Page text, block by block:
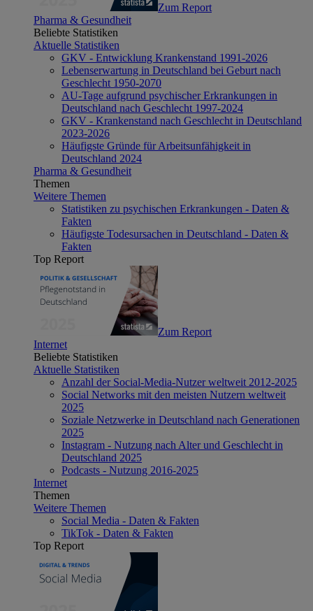
Zum Report
Pharma & Gesundheit
Beliebte Statistiken
Aktuelle Statistiken
GKV - Entwicklung Krankenstand 1991-2026
Lebenserwartung in Deutschland bei Geburt nach
Geschlecht 1950-2070
AU-Tage aufgrund psychischer Erkrankungen in
Deutschland nach Geschlecht 1997-2024
GKV - Krankenstand nach Geschlecht in Deutschland
2023-2026
Häufigste Gründe für Arbeitsunfähigkeit in
Deutschland 2024
Pharma & Gesundheit
Themen
Weitere Themen
Statistiken zu psychischen Erkrankungen - Daten &
Fakten
Häufigste Todesursachen in Deutschland - Daten &
Fakten
Top Report
Zum Report
Internet
Beliebte Statistiken
Aktuelle Statistiken
Anzahl der Social-Media-Nutzer weltweit 2012-2025
Social Networks mit den meisten Nutzern weltweit
2025
Soziale Netzwerke in Deutschland nach Generationen
2025
Instagram - Nutzung nach Alter und Geschlecht in
Deutschland 2025
Podcasts - Nutzung 2016-2025
Internet
Themen
Weitere Themen
Social Media - Daten & Fakten
TikTok - Daten & Fakten
Top Report